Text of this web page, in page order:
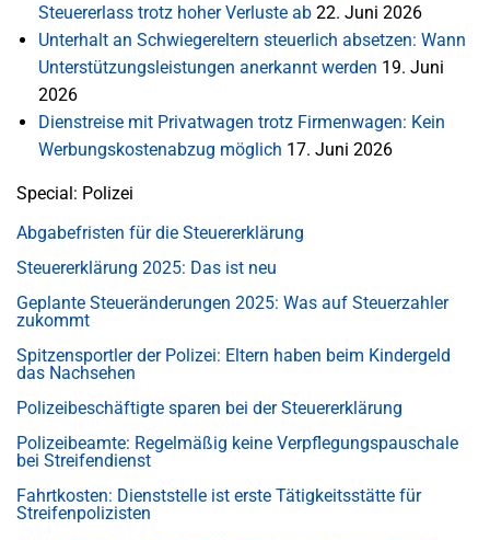
Steuererlass trotz hoher Verluste ab 22. Juni 2026
Unterhalt an Schwiegereltern steuerlich absetzen: Wann
Unterstützungsleistungen anerkannt werden 19. Juni
2026
Dienstreise mit Privatwagen trotz Firmenwagen: Kein
Werbungskostenabzug möglich 17. Juni 2026
Special: Polizei
Abgabefristen für die Steuererklärung
Steuererklärung 2025: Das ist neu
Geplante Steueränderungen 2025: Was auf Steuerzahler
zukommt
Spitzensportler der Polizei: Eltern haben beim Kindergeld
das Nachsehen
Polizeibeschäftigte sparen bei der Steuererklärung
Polizeibeamte: Regelmäßig keine Verpflegungspauschale
bei Streifendienst
Fahrtkosten: Dienststelle ist erste Tätigkeitsstätte für
Streifenpolizisten